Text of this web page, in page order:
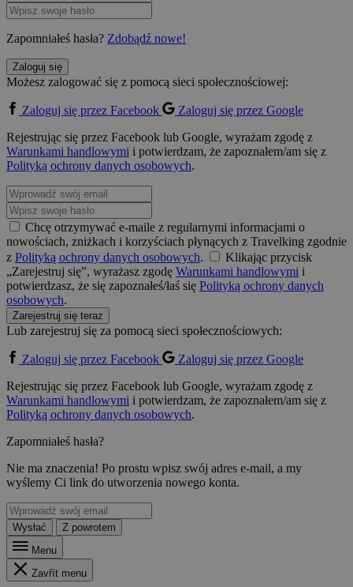
Zapomniałeś hasła? Zdobądź nowe!
Zaloguj się
Możesz zalogować się z pomocą sieci społecznościowej:
Zaloguj się przez Facebook
Zaloguj się przez Google
Rejestrując się przez Facebook lub Google, wyrażam zgodę z
Warunkami handlowymi i potwierdzam, że zapoznałem/am się z
Polityką ochrony danych osobowych.
Chcę otrzymywać e-maile z regularnymi informacjami o
nowościach, zniżkach i korzyściach płynących z Travelking zgodnie
z Polityką ochrony danych osobowych.
Klikając przycisk
„Zarejestruj się”, wyrażasz zgodę Warunkami handlowymi i
potwierdzasz, że się zapoznałeś/łaś się Polityką ochrony danych
osobowych.
Zarejestruj się teraz
Lub zarejestruj się za pomocą sieci społecznościowych:
Zaloguj się przez Facebook
Zaloguj się przez Google
Rejestrując się przez Facebook lub Google, wyrażam zgodę z
Warunkami handlowymi i potwierdzam, że zapoznałem/am się z
Polityką ochrony danych osobowych.
Zapomniałeś hasła?
Nie ma znaczenia! Po prostu wpisz swój adres e-mail, a my
wyślemy Ci link do utworzenia nowego konta.
Wysłać
Z powrotem
Menu
Zavřít menu